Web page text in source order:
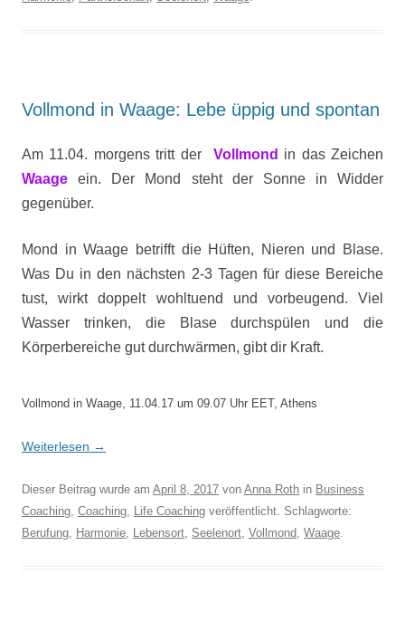
Vollmond in Waage: Lebe üppig und spontan
Am 11.04. morgens tritt der Vollmond in das Zeichen
Waage ein. Der Mond steht der Sonne in Widder
gegenüber.
Mond in Waage betrifft die Hüften, Nieren und Blase.
Was Du in den nächsten 2-3 Tagen für diese Bereiche
tust, wirkt doppelt wohltuend und vorbeugend. Viel
Wasser trinken, die Blase durchspülen und die
Körperbereiche gut durchwärmen, gibt dir Kraft.
Vollmond in Waage, 11.04.17 um 09.07 Uhr EET, Athens
Weiterlesen →
Dieser Beitrag wurde am April 8, 2017 von Anna Roth in Business
Coaching, Coaching, Life Coaching veröffentlicht. Schlagworte:
Berufung, Harmonie, Lebensort, Seelenort, Vollmond, Waage.